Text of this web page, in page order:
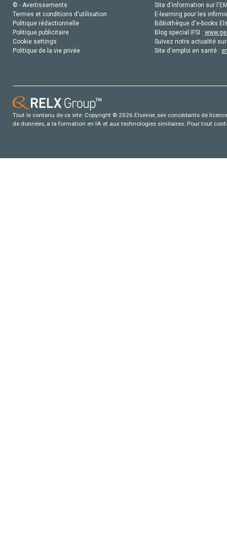
© - Avertissements
Termes et conditions d'utilisation
Politique rédactionnelle
Politique publicitaire
Cookie settings
Politique de la vie privée
Site d'information sur
E-learning pour les
Bibliothèque d'e-books
Blog special IFSI :
Suivez notre actualité
Site d'emploi en santé :
Tout le contenu de ce site: Copyright © 2026 Elsevier, ses concédants de
de données, a la formation en IA et aux technologies similaires. Pour tout